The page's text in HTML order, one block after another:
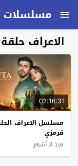
مسلسلات
الاعراف حلقة 46
02:16:31
قرمزي
منذ 3 أشهر